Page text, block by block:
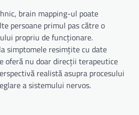
brain mapping-ul poate
persoane primul pas către o
propriu de funcționare.
simptomele resimțite cu date
oferă nu doar direcții terapeutice
realistă asupra procesului
a sistemului nervos.